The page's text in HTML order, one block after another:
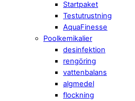
Startpaket
Testutrustning
AquaFinesse
Poolkemikalier
desinfektion
rengöring
vattenbalans
algmedel
flockning